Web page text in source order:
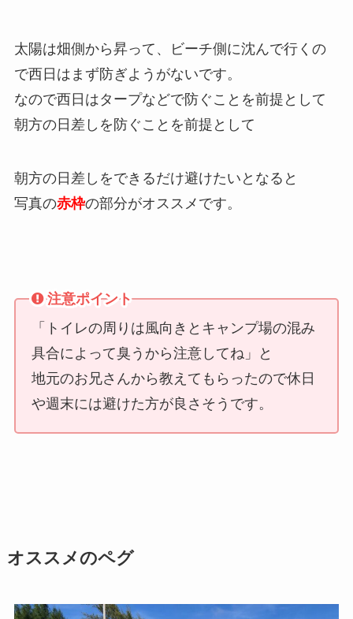
太陽は畑側から昇って、ビーチ側に沈んで行くの
で西日はまず防ぎようがないです。
なので西日はタープなどで防ぐことを前提として
朝方の日差しを防ぐことを前提として
朝方の日差しをできるだけ避けたいとなると
写真の赤枠の部分がオススメです。
注意ポイント
「トイレの周りは風向きとキャンプ場の混み
具合によって臭うから注意してね」と
地元のお兄さんから教えてもらったので休日
や週末には避けた方が良さそうです。
オススメのペグ